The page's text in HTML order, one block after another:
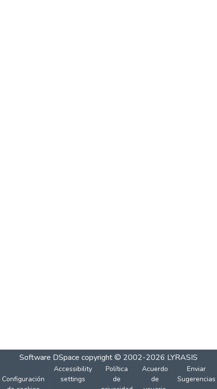
Software DSpace copyright © 2002-2026 LYRASIS
Configuración
Accessibility
settings
Política
de
Acuerdo
de
Enviar
Sugerencias